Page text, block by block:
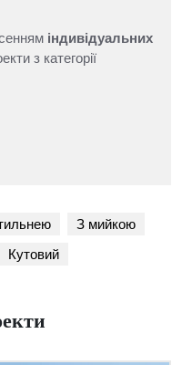
індивідуальних
з категорії
З мийкою
Кутовий